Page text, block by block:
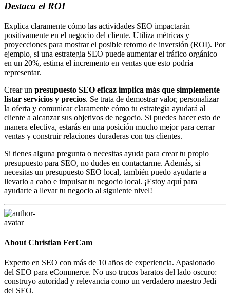
Destaca el ROI
Explica claramente cómo las actividades SEO impactarán
positivamente en el negocio del cliente. Utiliza métricas y
proyecciones para mostrar el posible retorno de inversión (ROI). Por
ejemplo, si una estrategia SEO puede aumentar el tráfico orgánico
en un 20%, estima el incremento en ventas que esto podría
representar.
Crear un presupuesto SEO eficaz implica más que simplemente
listar servicios y precios. Se trata de demostrar valor, personalizar
la oferta y comunicar claramente cómo tu estrategia ayudará al
cliente a alcanzar sus objetivos de negocio. Si puedes hacer esto de
manera efectiva, estarás en una posición mucho mejor para cerrar
ventas y construir relaciones duraderas con tus clientes.
Si tienes alguna pregunta o necesitas ayuda para crear tu propio
presupuesto para SEO, no dudes en contactarme. Además, si
necesitas un presupuesto SEO local, también puedo ayudarte a
llevarlo a cabo e impulsar tu negocio local. ¡Estoy aquí para
ayudarte a llevar tu negocio al siguiente nivel!
About Christian FerCam
Experto en SEO con más de 10 años de experiencia. Apasionado
del SEO para eCommerce. No uso trucos baratos del lado oscuro:
construyo autoridad y relevancia como un verdadero maestro Jedi
del SEO.